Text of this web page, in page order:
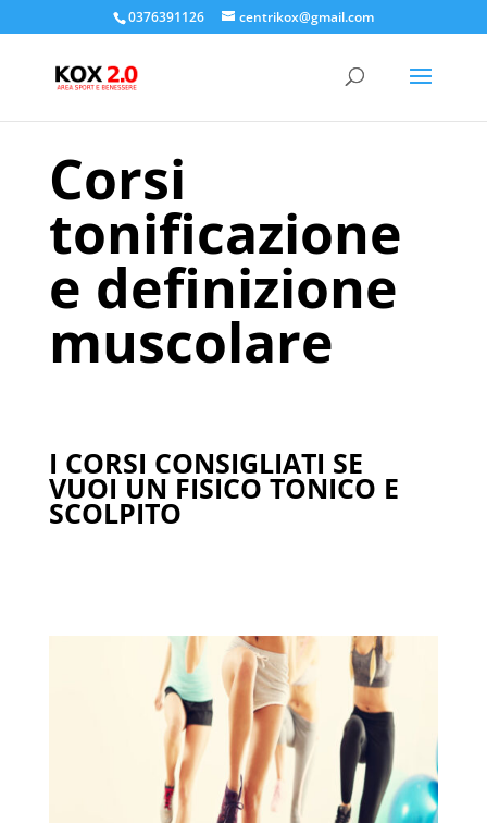
0376391126 centrikox@gmail.com
Corsi
tonificazione
e definizione
muscolare
I CORSI CONSIGLIATI SE
VUOI UN FISICO TONICO E
SCOLPITO